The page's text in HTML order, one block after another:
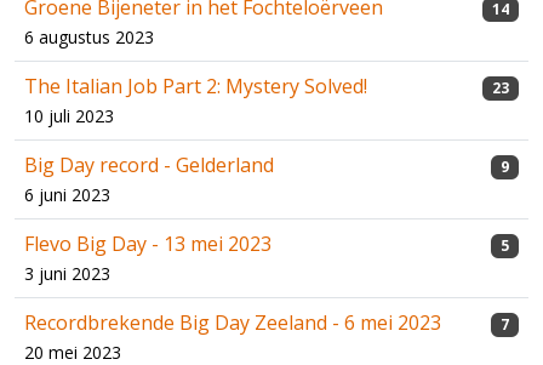
Groene Bijeneter in het Fochteloërveen
6 augustus 2023
14
The Italian Job Part 2: Mystery Solved!
10 juli 2023
23
Big Day record - Gelderland
6 juni 2023
9
Flevo Big Day - 13 mei 2023
3 juni 2023
5
Recordbrekende Big Day Zeeland - 6 mei 2023
20 mei 2023
7